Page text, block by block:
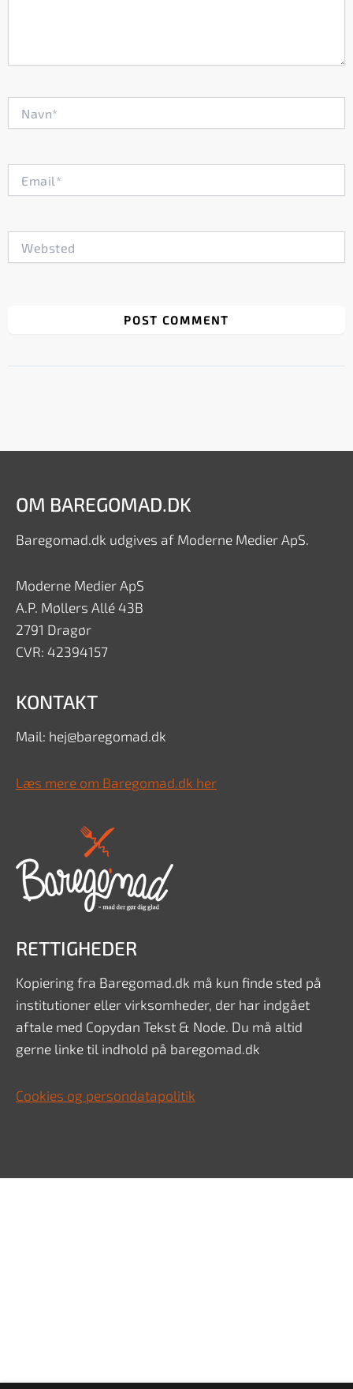
OM BAREGOMAD.DK
Baregomad.dk udgives af Moderne Medier ApS.
Moderne Medier ApS
A.P. Møllers Allé 43B
2791 Dragør
CVR: 42394157
KONTAKT
Mail: hej@baregomad.dk
Læs mere om Baregomad.dk her
RETTIGHEDER
Kopiering fra Baregomad.dk må kun finde sted på
institutioner eller virksomheder, der har indgået
aftale med Copydan Tekst & Node. Du må altid
gerne linke til indhold på baregomad.dk
Cookies og persondatapolitik